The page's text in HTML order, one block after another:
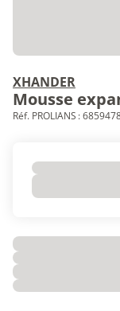
XHANDER
Mousse
Réf. PROLIANS :